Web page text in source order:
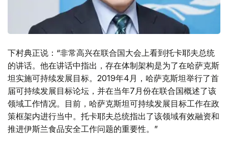
下村典正说：“非常高兴在联合国大会上看到托卡耶夫总统
的讲话。他在讲话中指出，存在体制架构是为了在哈萨克斯
坦实施可持续发展目标。2019年4月，哈萨克斯坦举行了首
届可持续发展目标论坛，并在当年7月份在联合国概述了该
领域工作情况。目前，哈萨克斯坦可持续发展目标工作在政
策框架内进行当中。托卡耶夫总统指出了该领域有效融资和
推进伊斯兰食品安全工作问题的重要性。”